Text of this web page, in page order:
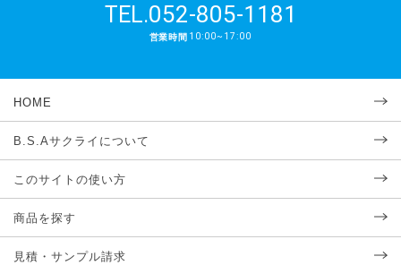
TEL.052-805-1181
営業時間 10:00~17:00
HOME
B.S.Aサクライについて
このサイトの使い方
商品を探す
見積・サンプル請求